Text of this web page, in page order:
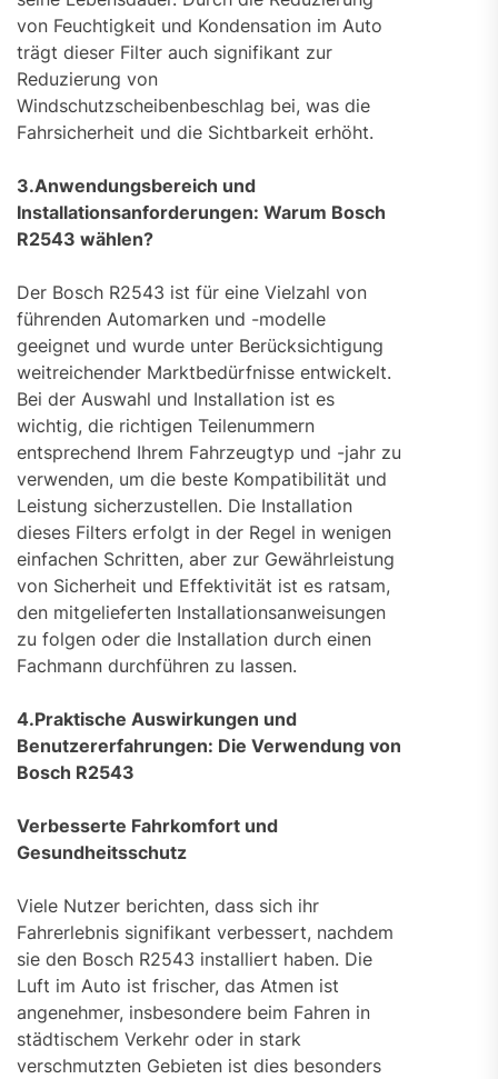
von Feuchtigkeit und Kondensation im Auto
trägt dieser Filter auch signifikant zur
Reduzierung von
Windschutzscheibenbeschlag bei, was die
Fahrsicherheit und die Sichtbarkeit erhöht.
3.Anwendungsbereich und
Installationsanforderungen: Warum Bosch
R2543 wählen?
Der Bosch R2543 ist für eine Vielzahl von
führenden Automarken und -modelle
geeignet und wurde unter Berücksichtigung
weitreichender Marktbedürfnisse entwickelt.
Bei der Auswahl und Installation ist es
wichtig, die richtigen Teilenummern
entsprechend Ihrem Fahrzeugtyp und -jahr zu
verwenden, um die beste Kompatibilität und
Leistung sicherzustellen. Die Installation
dieses Filters erfolgt in der Regel in wenigen
einfachen Schritten, aber zur Gewährleistung
von Sicherheit und Effektivität ist es ratsam,
den mitgelieferten Installationsanweisungen
zu folgen oder die Installation durch einen
Fachmann durchführen zu lassen.
4.Praktische Auswirkungen und
Benutzererfahrungen: Die Verwendung von
Bosch R2543
Verbesserte Fahrkomfort und
Gesundheitsschutz
Viele Nutzer berichten, dass sich ihr
Fahrerlebnis signifikant verbessert, nachdem
sie den Bosch R2543 installiert haben. Die
Luft im Auto ist frischer, das Atmen ist
angenehmer, insbesondere beim Fahren in
städtischem Verkehr oder in stark
verschmutzten Gebieten ist dies besonders